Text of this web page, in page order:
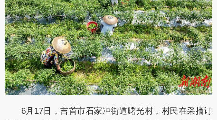
6月17日，吉首市石家冲街道曙光村，村民在采摘订